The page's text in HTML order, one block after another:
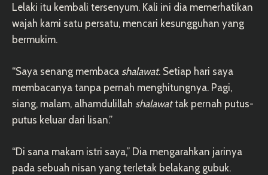
Lelaki itu kembali tersenyum. Kali ini dia memerhatikan
wajah kami satu persatu, mencari kesungguhan yang
bermukim.
“Saya senang membaca shalawat. Setiap hari saya
membacanya tanpa pernah menghitungnya. Pagi,
siang, malam, alhamdulillah shalawattak pernah putus-
putus keluar dari lisan.”
“Di sana makam istri saya,” Dia mengarahkan jarinya
pada sebuah nisan yang terletak belakang gubuk.